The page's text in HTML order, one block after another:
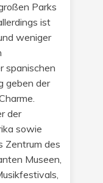
Parks
ist
weniger
spanischen
geben der
der
sowie
Zentrum des
Museen,